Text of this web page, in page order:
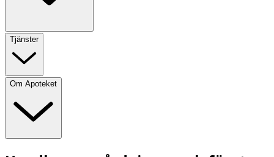
Tjänster
Om Apoteket